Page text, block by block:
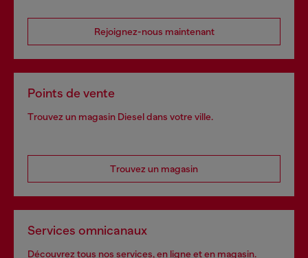
Rejoignez-nous maintenant
Points de vente
Trouvez un magasin Diesel dans votre ville.
Trouvez un magasin
Services omnicanaux
Découvrez tous nos services, en ligne et en magasin.